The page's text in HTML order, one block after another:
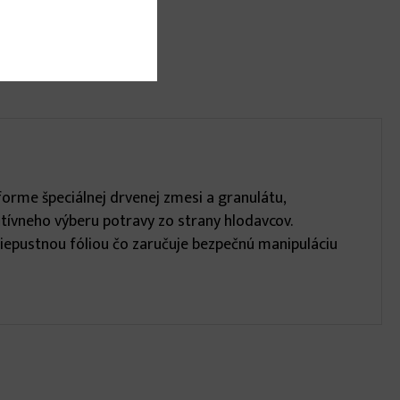
špeciálnej drvenej zmesi a granulátu,
výberu potravy zo strany hlodavcov.
fóliou čo zaručuje bezpečnú manipuláciu